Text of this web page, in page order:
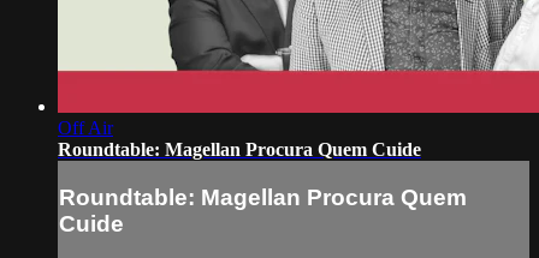
Off Air
Roundtable: Magellan Procura Quem Cuide
Roundtable: Magellan Procura Quem
Cuide